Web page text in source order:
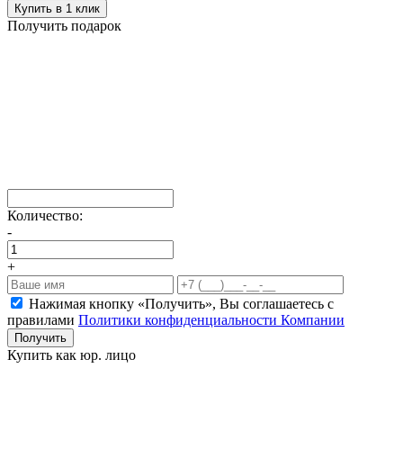
Купить в 1 клик
Получить подарок
Количество:
-
+
Нажимая кнопку «Получить», Вы соглашаетесь c
правилами Политики конфиденциальности Компании
Получить
Купить как юр. лицо